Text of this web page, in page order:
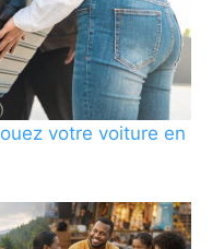
votre voiture en